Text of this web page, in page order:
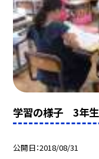
学習の様子 3年生
公開日 2018/08/31